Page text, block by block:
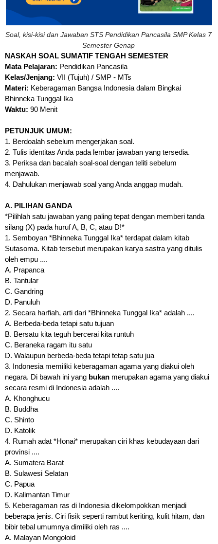
Soal, kisi-kisi dan Jawaban STS Pendidikan Pancasila SMP Kelas 7
Semester Genap
NASKAH SOAL SUMATIF TENGAH SEMESTER
Mata Pelajaran: Pendidikan Pancasila
Kelas/Jenjang: VII (Tujuh) / SMP - MTs
Materi: Keberagaman Bangsa Indonesia dalam Bingkai
Bhinneka Tunggal Ika
Waktu: 90 Menit
PETUNJUK UMUM:
1. Berdoalah sebelum mengerjakan soal.
2. Tulis identitas Anda pada lembar jawaban yang tersedia.
3. Periksa dan bacalah soal-soal dengan teliti sebelum
menjawab.
4. Dahulukan menjawab soal yang Anda anggap mudah.
A. PILIHAN GANDA
*Pilihlah satu jawaban yang paling tepat dengan memberi tanda
silang (X) pada huruf A, B, C, atau D!*
1. Semboyan *Bhinneka Tunggal Ika* terdapat dalam kitab
Sutasoma. Kitab tersebut merupakan karya sastra yang ditulis
oleh empu ....
A. Prapanca
B. Tantular
C. Gandring
D. Panuluh
2. Secara harfiah, arti dari *Bhinneka Tunggal Ika* adalah ....
A. Berbeda-beda tetapi satu tujuan
B. Bersatu kita teguh bercerai kita runtuh
C. Beraneka ragam itu satu
D. Walaupun berbeda-beda tetapi tetap satu jua
3. Indonesia memiliki keberagaman agama yang diakui oleh
negara. Di bawah ini yang bukan merupakan agama yang diakui
secara resmi di Indonesia adalah ....
A. Khonghucu
B. Buddha
C. Shinto
D. Katolik
4. Rumah adat *Honai* merupakan ciri khas kebudayaan dari
provinsi ....
A. Sumatera Barat
B. Sulawesi Selatan
C. Papua
D. Kalimantan Timur
5. Keberagaman ras di Indonesia dikelompokkan menjadi
beberapa jenis. Ciri fisik seperti rambut keriting, kulit hitam, dan
bibir tebal umumnya dimiliki oleh ras ....
A. Malayan Mongoloid